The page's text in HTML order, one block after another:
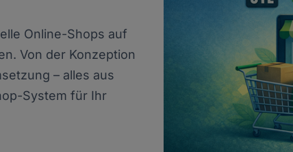
Online-Shops auf
Von der Konzeption
– alles aus
System für Ihr